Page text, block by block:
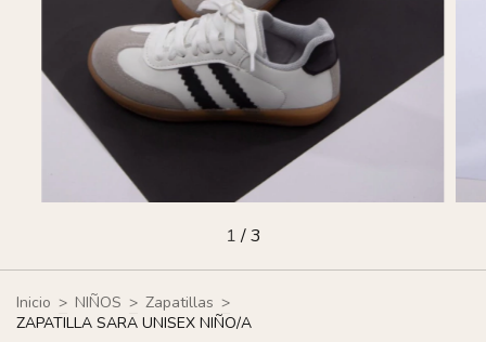
1/3
Inicio > NIÑOS > Zapatillas >
ZAPATILLA SARA UNISEX NIÑO/A